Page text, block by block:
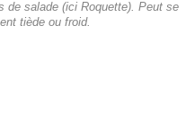
de salade (ici Roquette). Peut se
tiède ou froid.